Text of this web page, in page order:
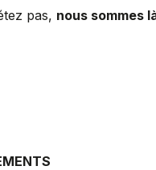
pas, nous sommes